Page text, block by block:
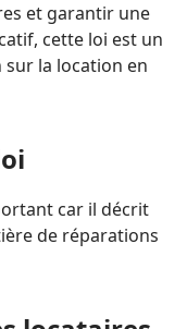
et garantir une
cette loi est un
la location en
car il décrit
de réparations